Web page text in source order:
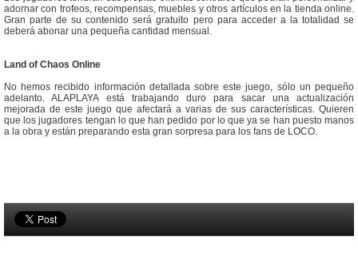
adornar con trofeos, recompensas, muebles y otros artículos en la tienda online.
Gran parte de su contenido será gratuito pero para acceder a la totalidad se
deberá abonar una pequeña cantidad mensual.
Land of Chaos Online
No hemos recibido información detallada sobre este juego, sólo un pequeño
adelanto. ALAPLAYA está trabajando duro para sacar una actualización
mejorada de este juego que afectará a varias de sus características. Quieren
que los jugadores tengan lo que han pedido por lo que ya se han puesto manos
a la obra y están preparando esta gran sorpresa para los fans de LOCO.